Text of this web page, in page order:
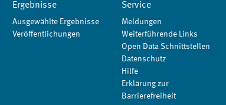
Ergebnisse
Ausgewählte Ergebnisse
Veröffentlichungen
Service
Meldungen
Weiterführende Links
Open Data Schnittstellen
Datenschutz
Hilfe
Erklärung zur
Barrierefreiheit